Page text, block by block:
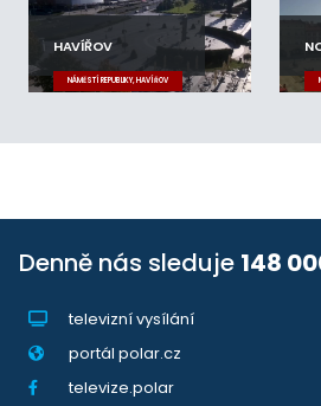
HAVÍŘOV
NÁMĚSTÍ REPUBLIKY, HAVÍŘOV
Denně nás sleduje 148
televizní vysílání
portál polar.cz
televize.polar